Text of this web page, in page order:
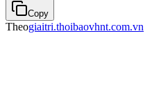
Copy
Theogiaitri.thoibaovhnt.com.vn